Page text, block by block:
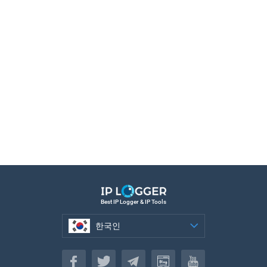
Best IP Logger & IP Tools
한국인
한국인